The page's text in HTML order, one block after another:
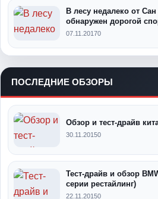
В лесу недалеко от
обнаружен дорогой
07.11.20170
ПОСЛЕДНИЕ ОБЗОРЫ
Обзор и тест-драйв
30.11.20150
Тест-драйв и обзор
серии рестайлинг)
22.11.20150